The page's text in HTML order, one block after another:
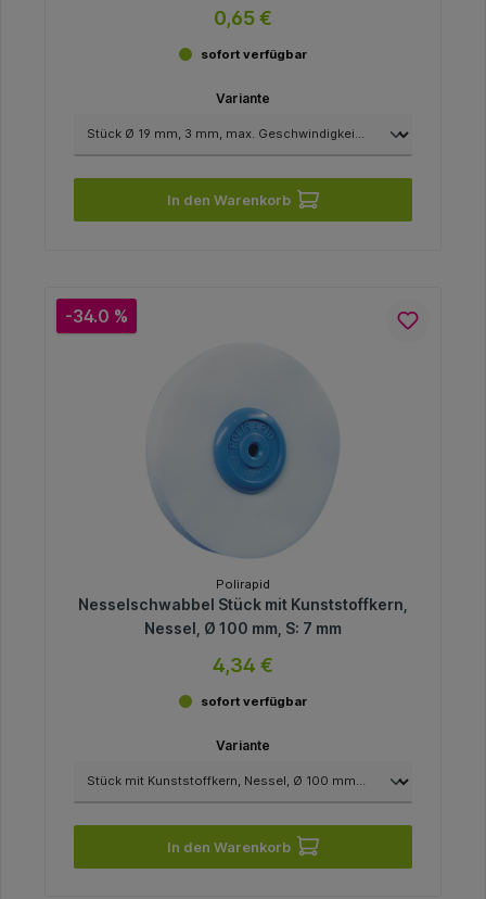
0,65 €
sofort verfügbar
Variante
In den Warenkorb
-34.0 %
Polirapid
Nesselschwabbel Stück mit Kunststoffkern,
Nessel, Ø 100 mm, S: 7 mm
4,34 €
sofort verfügbar
Variante
In den Warenkorb